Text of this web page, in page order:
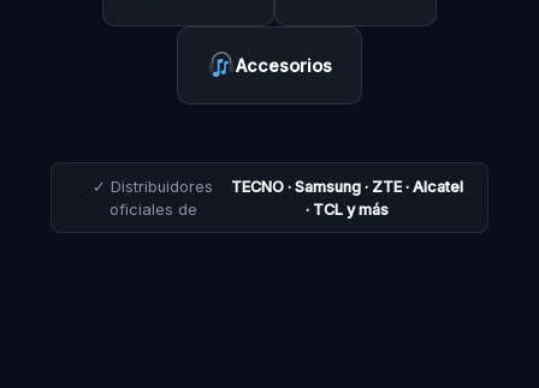
Accesorios
✓ Distribuidores
oficiales de
TECNO · Samsung · ZTE · Alcatel
· TCL y más